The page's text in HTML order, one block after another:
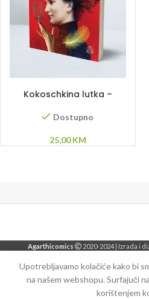
Kokoschkina lutka –
Dostupno
25,00KM
Agarthicomics 2020-2024 | Izrada i
Upotrebljavamo kolačiće kako bi
na našem webshopu. Surfajuči
korištenjem